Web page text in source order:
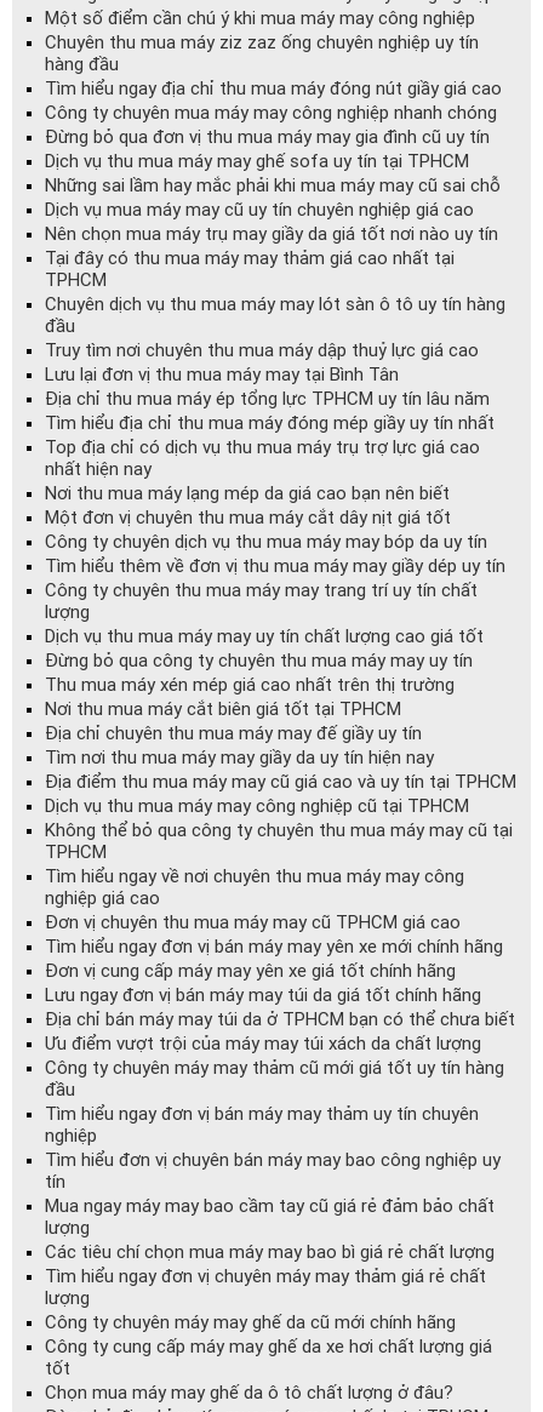
Một số điểm cần chú ý khi mua máy may công nghiệp
Chuyên thu mua máy ziz zaz ống chuyên nghiệp uy tín
hàng đầu
Tìm hiểu ngay địa chỉ thu mua máy đóng nút giầy giá cao
Công ty chuyên mua máy may công nghiệp nhanh chóng
Đừng bỏ qua đơn vị thu mua máy may gia đình cũ uy tín
Dịch vụ thu mua máy may ghế sofa uy tín tại TPHCM
Những sai lầm hay mắc phải khi mua máy may cũ sai chỗ
Dịch vụ mua máy may cũ uy tín chuyên nghiệp giá cao
Nên chọn mua máy trụ may giầy da giá tốt nơi nào uy tín
Tại đây có thu mua máy may thảm giá cao nhất tại
TPHCM
Chuyên dịch vụ thu mua máy may lót sàn ô tô uy tín hàng
đầu
Truy tìm nơi chuyên thu mua máy dập thuỷ lực giá cao
Lưu lại đơn vị thu mua máy may tại Bình Tân
Địa chỉ thu mua máy ép tổng lực TPHCM uy tín lâu năm
Tìm hiểu địa chỉ thu mua máy đóng mép giầy uy tín nhất
Top địa chỉ có dịch vụ thu mua máy trụ trợ lực giá cao
nhất hiện nay
Nơi thu mua máy lạng mép da giá cao bạn nên biết
Một đơn vị chuyên thu mua máy cắt dây nịt giá tốt
Công ty chuyên dịch vụ thu mua máy may bóp da uy tín
Tìm hiểu thêm về đơn vị thu mua máy may giầy dép uy tín
Công ty chuyên thu mua máy may trang trí uy tín chất
lượng
Dịch vụ thu mua máy may uy tín chất lượng cao giá tốt
Đừng bỏ qua công ty chuyên thu mua máy may uy tín
Thu mua máy xén mép giá cao nhất trên thị trường
Nơi thu mua máy cắt biên giá tốt tại TPHCM
Địa chỉ chuyên thu mua máy may đế giầy uy tín
Tìm nơi thu mua máy may giầy da uy tín hiện nay
Địa điểm thu mua máy may cũ giá cao và uy tín tại TPHCM
Dịch vụ thu mua máy may công nghiệp cũ tại TPHCM
Không thể bỏ qua công ty chuyên thu mua máy may cũ tại
TPHCM
Tìm hiểu ngay về nơi chuyên thu mua máy may công
nghiệp giá cao
Đơn vị chuyên thu mua máy may cũ TPHCM giá cao
Tìm hiểu ngay đơn vị bán máy may yên xe mới chính hãng
Đơn vị cung cấp máy may yên xe giá tốt chính hãng
Lưu ngay đơn vị bán máy may túi da giá tốt chính hãng
Địa chỉ bán máy may túi da ở TPHCM bạn có thể chưa biết
Ưu điểm vượt trội của máy may túi xách da chất lượng
Công ty chuyên máy may thảm cũ mới giá tốt uy tín hàng
đầu
Tìm hiểu ngay đơn vị bán máy may thảm uy tín chuyên
nghiệp
Tìm hiểu đơn vị chuyên bán máy may bao công nghiệp uy
tín
Mua ngay máy may bao cầm tay cũ giá rẻ đảm bảo chất
lượng
Các tiêu chí chọn mua máy may bao bì giá rẻ chất lượng
Tìm hiểu ngay đơn vị chuyên máy may thảm giá rẻ chất
lượng
Công ty chuyên máy may ghế da cũ mới chính hãng
Công ty cung cấp máy may ghế da xe hơi chất lượng giá
tốt
Chọn mua máy may ghế da ô tô chất lượng ở đâu?